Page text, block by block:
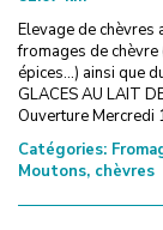
Elevage de chèvres
fromages de chèvre
épices...) ainsi que
GLACES AU LAIT
Ouverture
Catégories:
Moutons, chèvres